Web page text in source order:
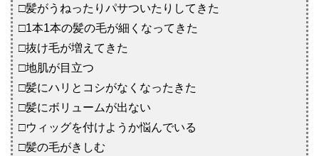
□髪がうねったりパサついたりしてきた
□1本1本の髪の毛が細くなってきた
□抜け毛が増えてきた
□地肌が目立つ
□髪にハリとコシがなくなったきた
□髪にボリュームが出ない
□ウィッグを付けようか悩んでいる
□髪の毛がきしむ